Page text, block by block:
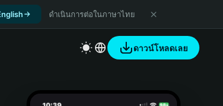
ดำเนินการต่อในภาษาไทย
ดาวน์โหลดเลย